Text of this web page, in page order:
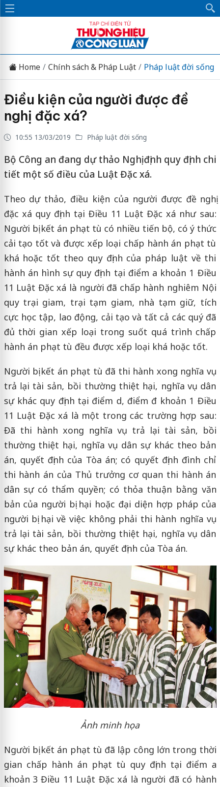
Home Chính sách & Pháp Luật Pháp luật đời sống
Điều kiện của người được đề
nghị đặc xá?
10:55 13/03/2019 Pháp luật đời sống
Bộ Công an đang dự thảo Nghị định quy định chi
tiết một số điều của Luật Đặc xá.
Theo dự thảo, điều kiện của người được đề nghị
đặc xá quy định tại Điều 11 Luật Đặc xá như sau:
Người bị kết án phạt tù có nhiều tiến bộ, có ý thức
cải tạo tốt và được xếp loại chấp hành án phạt tù
khá hoặc tốt theo quy định của pháp luật về thi
hành án hình sự quy định tại điểm a khoản 1 Điều
11 Luật Đặc xá là người đã chấp hành nghiêm Nội
quy trại giam, trại tạm giam, nhà tạm giữ, tích
cực học tập, lao động, cải tạo và tất cả các quý đã
đủ thời gian xếp loại trong suốt quá trình chấp
hành án phạt tù đều được xếp loại khá hoặc tốt.
Người bị kết án phạt tù đã thi hành xong nghĩa vụ
trả lại tài sản, bồi thường thiệt hại, nghĩa vụ dân
sự khác quy định tại điểm d, điểm đ khoản 1 Điều
11 Luật Đặc xá là một trong các trường hợp sau:
Đã thi hành xong nghĩa vụ trả lại tài sản, bồi
thường thiệt hại, nghĩa vụ dân sự khác theo bản
án, quyết định của Tòa án; có quyết định đình chỉ
thi hành án của Thủ trưởng cơ quan thi hành án
dân sự có thẩm quyền; có thỏa thuận bằng văn
bản của người bị hại hoặc đại diện hợp pháp của
người bị hại về việc không phải thi hành nghĩa vụ
trả lại tài sản, bồi thường thiệt hại, nghĩa vụ dân
sự khác theo bản án, quyết định của Tòa án.
Ảnh minh họa
Người bị kết án phạt tù đã lập công lớn trong thời
gian chấp hành án phạt tù quy định tại điểm a
khoản 3 Điều 11 Luật Đặc xá là người đã có hành